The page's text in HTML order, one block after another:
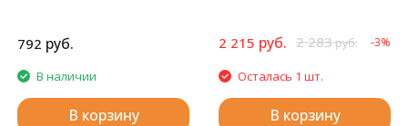
792 руб.
В наличии
В корзину
2 215 руб. 2 283руб. -3%
Осталась 1 шт.
В корзину